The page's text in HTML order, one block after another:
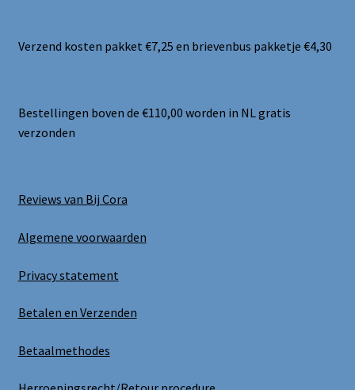
Verzend kosten pakket €7,25 en brievenbus pakketje €4,30
Bestellingen boven de €110,00 worden in NL gratis
verzonden
Reviews van Bij Cora
Algemene voorwaarden
Privacy statement
Betalen en Verzenden
Betaalmethodes